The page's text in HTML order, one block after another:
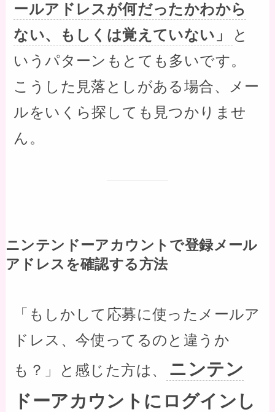
ールアドレスが何だったかわから
ない、もしくは覚えていない」
と
いうパターンもとても多いです。
こうした見落としがある場合、メー
ルをいくら探しても見つかりませ
ん。
ニンテンドーアカウントで登録メール
アドレスを確認する方法
「もしかして応募に使ったメールア
ドレス、今使ってるのと違うか
も？」と感じた方は、
ニンテン
ドーアカウントにログインし